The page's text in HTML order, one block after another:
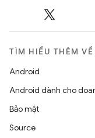
TÌM HIỂU THÊM
Android
Android dành cho
Bảo mật
Source